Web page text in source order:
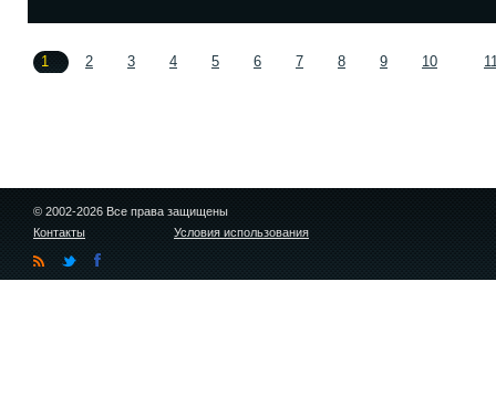
1 2 3 4 5 6 7 8 9 10
© 2002-2026 Все права защищены
Контакты
Условия использования